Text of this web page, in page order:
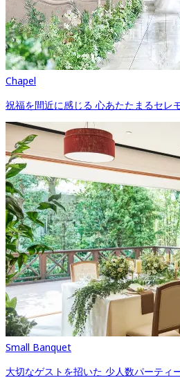
Chapel
祝福を間近に感じる 心あたたまるセレ
Small Banquet
大切なゲストを招いた 少人数パーティ